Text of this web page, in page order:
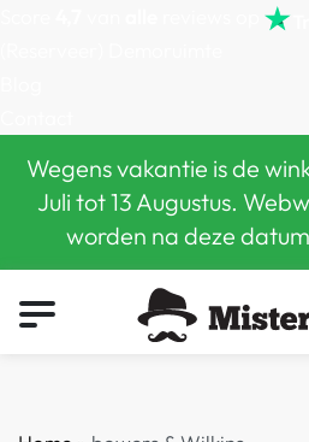
Wegens vakantie is de
Juli tot 13 Augustus.
worden na deze